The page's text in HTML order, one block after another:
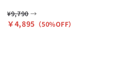
¥9,790 →
￥4,895 （50%OFF）